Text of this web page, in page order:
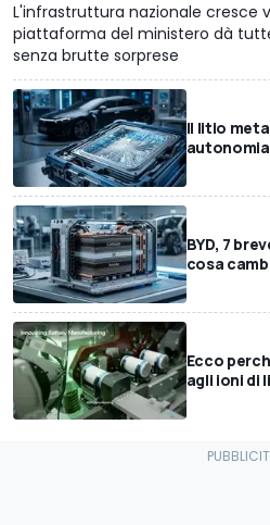
L'infrastruttura nazionale cresce
piattaforma del ministero dà
senza brutte sorprese
Il litio
BYD, 7
cosa
Ecco
agli ioni di